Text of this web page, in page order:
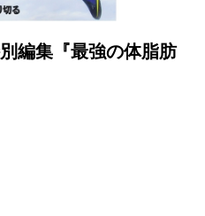
編集『最強の体脂肪